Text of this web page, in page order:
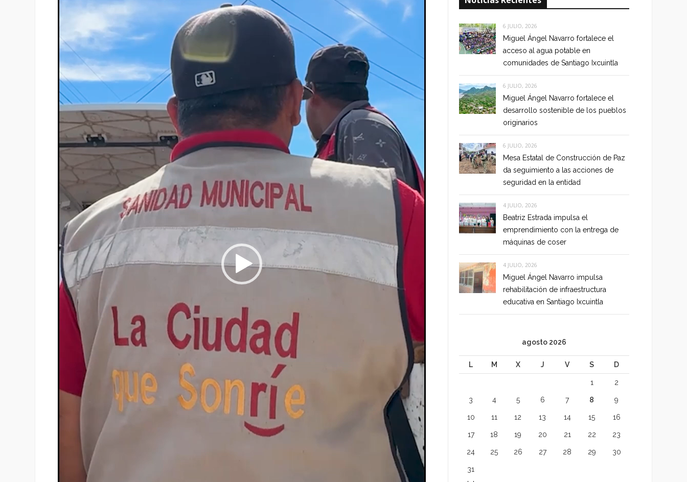
6 JULIO, 2026
Miguel Ángel Navarro fortalece el
acceso al agua potable en
comunidades de Santiago Ixcuintla
6 JULIO, 2026
Miguel Ángel Navarro fortalece el
desarrollo sostenible de los pueblos
originarios
6 JULIO, 2026
Mesa Estatal de Construcción de Paz
da seguimiento a las acciones de
seguridad en la entidad
4 JULIO, 2026
Beatriz Estrada impulsa el
emprendimiento con la entrega de
máquinas de coser
4 JULIO, 2026
Miguel Ángel Navarro impulsa
rehabilitación de infraestructura
educativa en Santiago Ixcuintla
agosto 2026
L M X J V S D
1 2
3 4 5 6 7 8 9
10 11 12 13 14 15 16
17 18 19 20 21 22 23
24 25 26 27 28 29 30
31